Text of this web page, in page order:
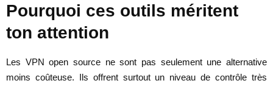
Pourquoi ces outils méritent
ton attention
Les VPN open source ne sont pas seulement une alternative
moins coûteuse. Ils offrent surtout un niveau de contrôle très